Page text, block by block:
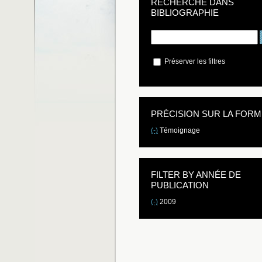
RECHERCHE DANS
BIBLIOGRAPHIE
Préserver les filtres
PRÉCISION SUR LA
(-) Témoignage
FILTER BY ANNÉE DE
PUBLICATION
(-) 2009